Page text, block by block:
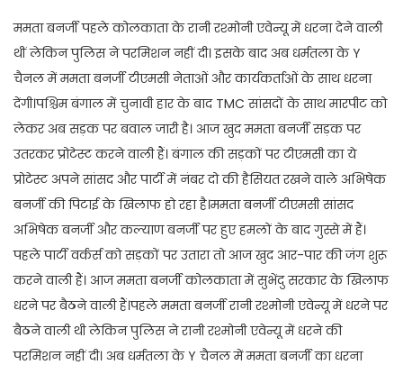
ममता बनर्जी पहले कोलकाता के रानी रश्मोनी एवेन्यू में धरना देने वाली
थीं लेकिन पुलिस ने परमिशन नहीं दी। इसके बाद अब धर्मतला के Y
चैनल में ममता बनर्जी टीएमसी नेताओं और कार्यकर्ताओं के साथ धरना
देंगी।पश्चिम बंगाल में चुनावी हार के बाद TMC सांसदों के साथ मारपीट को
लेकर अब सड़क पर बवाल जारी है। आज खुद ममता बनर्जी सड़क पर
उतरकर प्रोटेस्ट करने वाली हैं। बंगाल की सड़कों पर टीएमसी का ये
प्रोटेस्ट अपने सांसद और पार्टी में नंबर दो की हैसियत रखने वाले अभिषेक
बनर्जी की पिटाई के खिलाफ हो रहा है।ममता बनर्जी टीएमसी सांसद
अभिषेक बनर्जी और कल्याण बनर्जी पर हुए हमलों के बाद गुस्से में हैं।
पहले पार्टी वर्कर्स को सड़कों पर उतारा तो आज खुद आर-पार की जंग शुरू
करने वाली हैं। आज ममता बनर्जी कोलकाता में सुभेंदु सरकार के खिलाफ
धरने पर बैठने वाली हैं।पहले ममता बनर्जी रानी रश्मोनी एवेन्यू में धरने पर
बैठने वाली थी लेकिन पुलिस ने रानी रश्मोनी एवेन्यू में धरने की
परमिशन नहीं दी। अब धर्मतला के Y चैनल में ममता बनर्जी का धरना